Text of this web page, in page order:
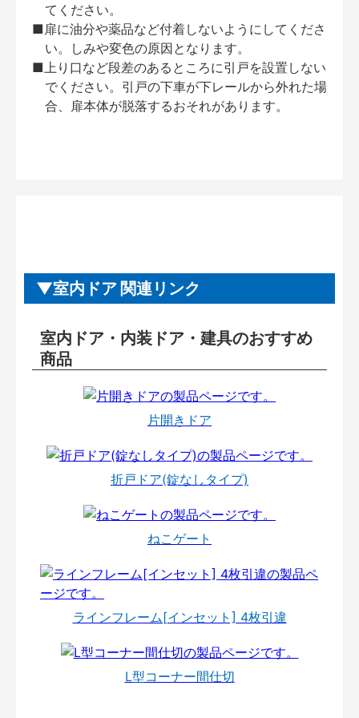
てください。
■扉に油分や薬品など付着しないようにしてくださ
い。しみや変色の原因となります。
■上り口など段差のあるところに引戸を設置しない
でください。引戸の下車が下レールから外れた場
合、扉本体が脱落するおそれがあります。
室内ドア 関連リンク
室内ドア・内装ドア・建具のおすすめ
商品
片開きドア
折戸ドア(錠なしタイプ)
ねこゲート
ラインフレーム[インセット] 4枚引違
L型コーナー間仕切